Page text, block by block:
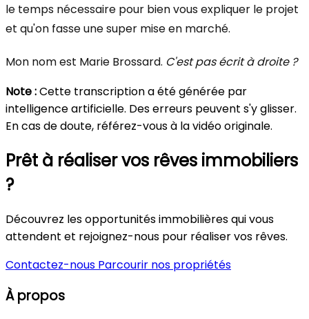
le temps nécessaire pour bien vous expliquer le projet
et qu'on fasse une super mise en marché.
Mon nom est Marie Brossard. C'est pas écrit à droite ?
Note :Cette transcription a été générée par
intelligence artificielle. Des erreurs peuvent s'y glisser.
En cas de doute, référez-vous à la vidéo originale.
Prêt à réaliser vos rêves immobiliers
?
Découvrez les opportunités immobilières qui vous
attendent et rejoignez-nous pour réaliser vos rêves.
Contactez-nous Parcourir nos propriétés
À propos